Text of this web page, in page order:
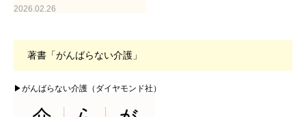
2026.02.26
著書「がんばらない介護」
▶がんばらない介護（ダイヤモンド社）